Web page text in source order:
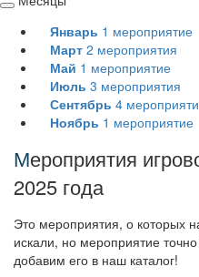
Свернуть
развернуть
Январь 1 мероприятие
Март 2 мероприятия
Май 1 мероприятие
Июль 3 мероприятия
Сентябрь 4
Ноябрь 1 мероприятие
Мероприятия
2025 года
Это мероприятия, о которых
искали, но мероприятие
добавим его в наш каталог!